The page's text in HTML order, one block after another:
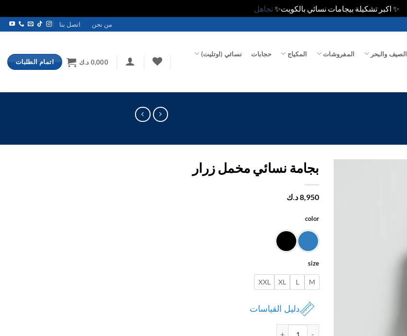
✨ اكبر تشكيلة بيجامات نسائي بالكويت✨تجاهل
من نحن اتصل بنا
الصيف والبحر المفروشات المكياج حجابات نسائي (اوتليت)
0,000 د.ك اتمام الطلبات
بجامة نسائي مخمل زرار
8,950د.ك
color
size
M
L
XL
XXL
دليل القياسات